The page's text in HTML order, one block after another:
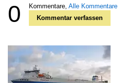
0 Kommentare, Alle Kommentare
Kommentar verfassen